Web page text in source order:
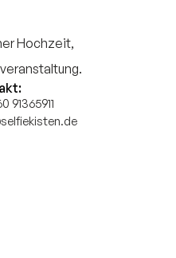
Hochzeit,
91365911